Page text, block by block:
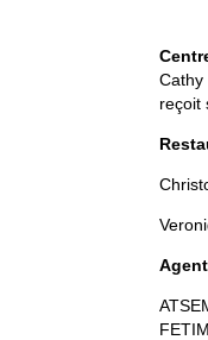
Cathy
reçoit